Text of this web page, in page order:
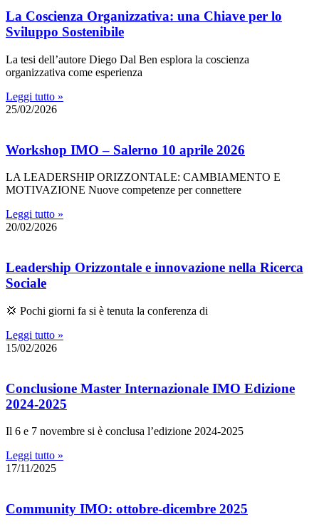
La Coscienza Organizzativa: una Chiave per lo
Sviluppo Sostenibile
La tesi dell’autore Diego Dal Ben esplora la coscienza
organizzativa come esperienza
Leggi tutto »
25/02/2026
Workshop IMO – Salerno 10 aprile 2026
LA LEADERSHIP ORIZZONTALE: CAMBIAMENTO E
MOTIVAZIONE Nuove competenze per connettere
Leggi tutto »
20/02/2026
Leadership Orizzontale e innovazione nella Ricerca
Sociale
💢 Pochi giorni fa si è tenuta la conferenza di
Leggi tutto »
15/02/2026
Conclusione Master Internazionale IMO Edizione
2024-2025
Il 6 e 7 novembre si è conclusa l’edizione 2024-2025
Leggi tutto »
17/11/2025
Community IMO: ottobre-dicembre 2025